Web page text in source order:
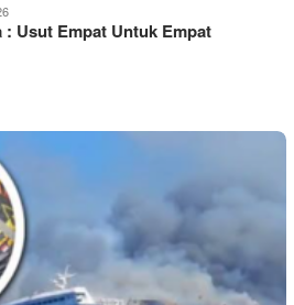
: Usut Empat Untuk Empat